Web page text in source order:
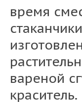
время
вареной